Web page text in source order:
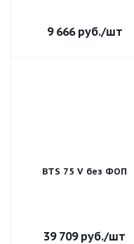
9 666руб./шт
BTS 75 V без ФОП
39 709руб./шт